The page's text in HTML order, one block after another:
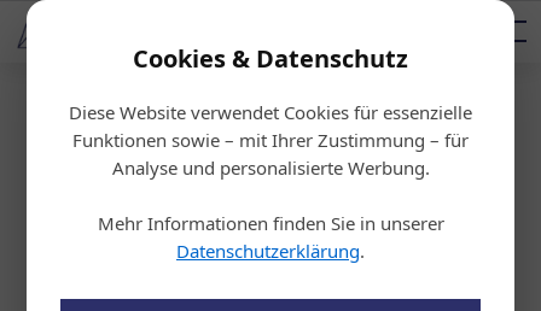
Cookies & Datenschutz
Diese Website verwendet Cookies für essenzielle
Funktionen sowie – mit Ihrer Zustimmung – für
Analyse und personalisierte Werbung.
Mehr Informationen finden Sie in unserer
Datenschutzerklärung.
AUTOMOTIVE SERVICES
AUTOMOTIVE AKADEMIE
Podcast
Startseite/KFZ-Technik
Die richtige Batterie f
ür optimale Leistung